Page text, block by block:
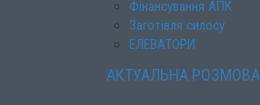
Фінансування АПК
Заготівля силосу
ЕЛЕВАТОРИ
АКТУАЛЬНА РОЗМОВА